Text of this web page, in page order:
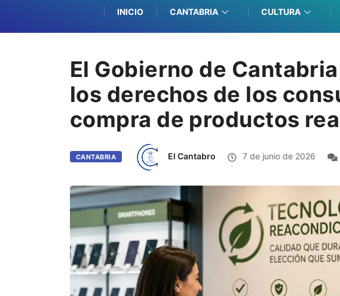
INICIO CANTABRIA CULTURA
El Gobierno de
los derechos de los
compra de productos
CANTABRIA El Cantabro 7 de junio de 2026